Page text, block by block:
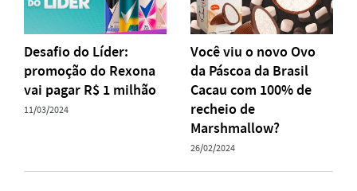
Desafio do Líder:
promoção do Rexona
vai pagar R$ 1 milhão
11/03/2024
Você viu o novo Ovo
da Páscoa da Brasil
Cacau com 100% de
recheio de
Marshmallow?
26/02/2024